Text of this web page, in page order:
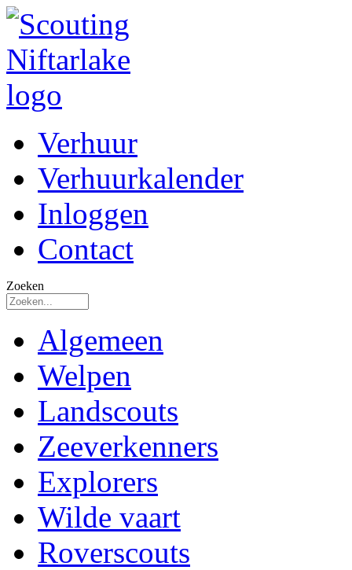
Verhuur
Verhuurkalender
Inloggen
Contact
Zoeken
Algemeen
Welpen
Landscouts
Zeeverkenners
Explorers
Wilde vaart
Roverscouts